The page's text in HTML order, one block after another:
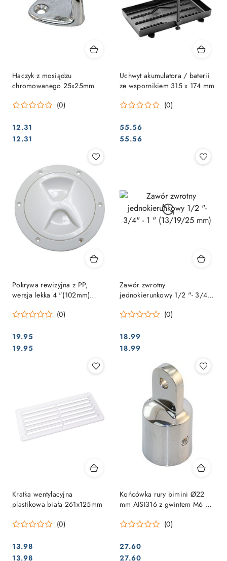
Haczyk z mosiądzu
chromowanego 25x25mm
(0)
Cena:
12.31
Cena:
12.31
Uchwyt akumulatora / baterii
ze wspornikiem 315 x 174 mm
(0)
Cena:
55.56
Cena:
55.56
Pokrywa rewizyjna z PP,
wersja lekka 4 "(102mm)
(0)
Cena:
19.95
Cena:
19.95
Zawór zwrotny
jednokierunkowy 1/2 "- 3/4"
(0)
Cena:
18.99
Cena:
18.99
Kratka wentylacyjna
plastikowa biała 261x125mm
(0)
Cena:
13.98
Cena:
13.98
Końcówka rury bimini Ø22
mm AISI316 z gwintem M6 –
(0)
Cena:
27.60
Cena:
27.60